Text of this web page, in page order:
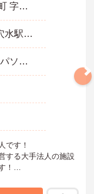
石川県 鳳珠郡穴水町 字此木11の25番地1
のと鉄道七尾線「穴水駅」バス・車5分
■介護福祉士資格 ■パソコン入力（ワード程度）できる方
です！
する大手法人の施設
！